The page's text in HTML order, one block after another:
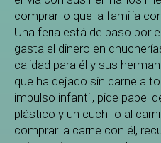
comprar lo que la familia
Una feria está de paso por
gasta el dinero en
calidad para él y sus
que ha dejado sin carne a
impulso infantil, pide papel
plástico y un cuchillo al
comprar la carne con él,